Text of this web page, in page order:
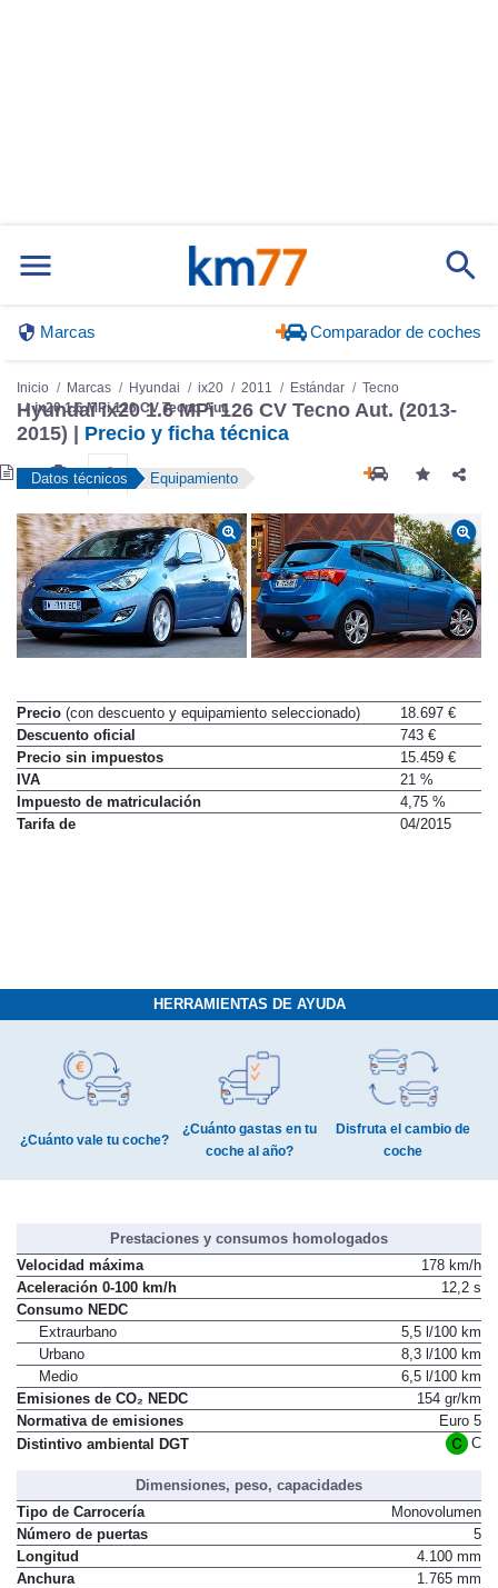
Marcas Comparador de coches
Inicio Marcas Hyundai ix20 2011 Estándar
Tecno
ix20 1.6 MPi 126 CV Tecno Aut.
Hyundai ix20 1.6 MPi 126 CV Tecno Aut. (2013-
2015) | Precio y ficha técnica
Datos técnicos Equipamiento
Precio (con descuento y equipamiento seleccionado)
18.697 €
Descuento oficial
743 €
Precio sin impuestos
15.459 €
IVA
21 %
Impuesto de matriculación
4,75 %
Tarifa de
04/2015
HERRAMIENTAS DE AYUDA
¿Cuánto vale tu coche?
¿Cuánto gastas en tu
coche al año?
Disfruta el cambio de
coche
Prestaciones y consumos homologados
Velocidad máxima
178 km/h
Aceleración 0-100 km/h
12,2 s
Consumo NEDC
Extraurbano
5,5 l/100 km
Urbano
8,3 l/100 km
Medio
6,5 l/100 km
Emisiones de CO₂ NEDC
154 gr/km
Normativa de emisiones
Euro 5
Distintivo ambiental DGT
C
Dimensiones, peso, capacidades
Tipo de Carrocería
Monovolumen
Número de puertas
5
Longitud
4.100 mm
Anchura
1.765 mm